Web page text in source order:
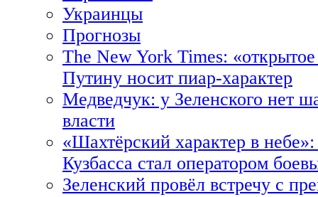
Украинцы
Прогнозы
The New York Times:
Путину носит пиар-характер
Медведчук: у Зеленского нет
власти
«Шахтёрский характер в
Кузбасса стал оператором
Зеленский провёл встречу с